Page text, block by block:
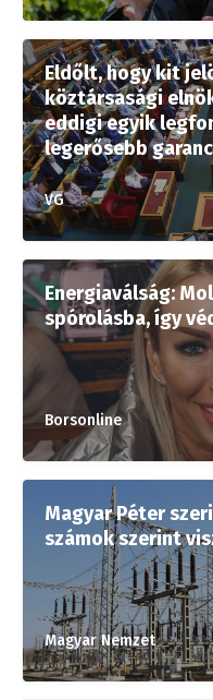
Eldőlt, hogy kit
köztársasági
eddigi egyik
legerősebb
VG
Energiaválság:
spórolásba, így
Borsonline
Magyar Péter
számok szerint
Magyar Nemzet